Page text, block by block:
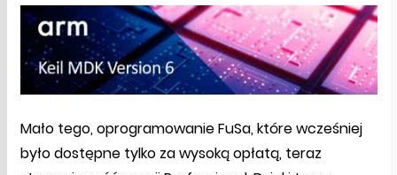
Mało tego, oprogramowanie FuSa, które wcześniej
było dostępne tylko za wysoką opłatą, teraz